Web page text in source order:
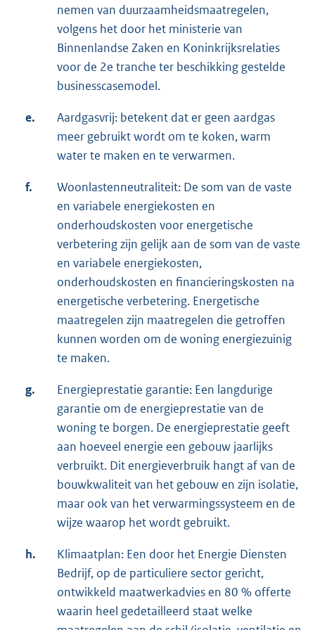
nemen van duurzaamheidsmaatregelen,
volgens het door het ministerie van
Binnenlandse Zaken en Koninkrijksrelaties
voor de 2e tranche ter beschikking gestelde
businesscasemodel.
e.
Aardgasvrij: betekent dat er geen aardgas
meer gebruikt wordt om te koken, warm
water te maken en te verwarmen.
f.
Woonlastenneutraliteit: De som van de vaste
en variabele energiekosten en
onderhoudskosten voor energetische
verbetering zijn gelijk aan de som van de vaste
en variabele energiekosten,
onderhoudskosten en financieringskosten na
energetische verbetering. Energetische
maatregelen zijn maatregelen die getroffen
kunnen worden om de woning energiezuinig
te maken.
g.
Energieprestatie garantie: Een langdurige
garantie om de energieprestatie van de
woning te borgen. De energieprestatie geeft
aan hoeveel energie een gebouw jaarlijks
verbruikt. Dit energieverbruik hangt af van de
bouwkwaliteit van het gebouw en zijn isolatie,
maar ook van het verwarmingssysteem en de
wijze waarop het wordt gebruikt.
h.
Klimaatplan: Een door het Energie Diensten
Bedrijf, op de particuliere sector gericht,
ontwikkeld maatwerkadvies en 80 % offerte
waarin heel gedetailleerd staat welke